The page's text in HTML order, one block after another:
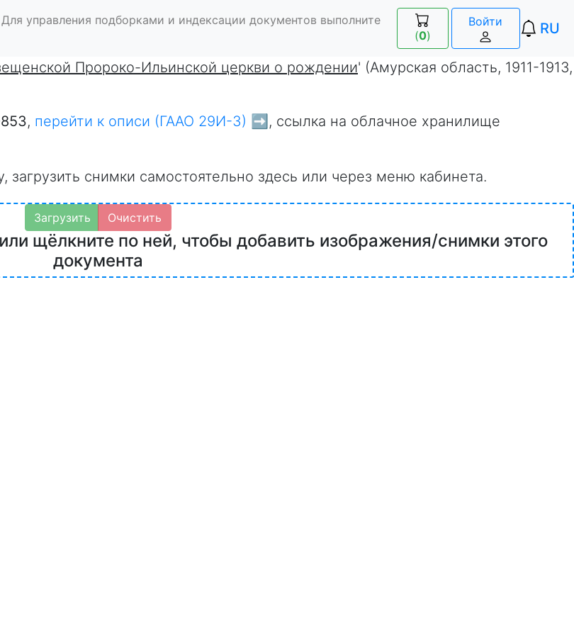
управления подборками и индексации документов выполните
(0)
Войти RU
Пророко-Ильинской церкви о рождении' (Амурская область, 1911-1913,
, перейти к описи (ГААО 29И-3) ➡️ , ссылка на облачное хранилище
загрузить снимки самостоятельно здесь или через меню кабинета.
Загрузить Очистить
щёлкните по ней, чтобы добавить изображения/снимки этого
документа